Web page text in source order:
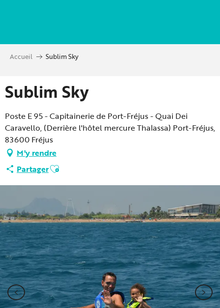
principal
Accueil Sublim Sky
Sublim Sky
Poste E 95 - Capitainerie de Port-Fréjus - Quai Dei
Caravello, (Derrière l'hôtel mercure Thalassa) Port-Fréjus,
83600 Fréjus
M'y rendre
PartagerAjouter aux favoris